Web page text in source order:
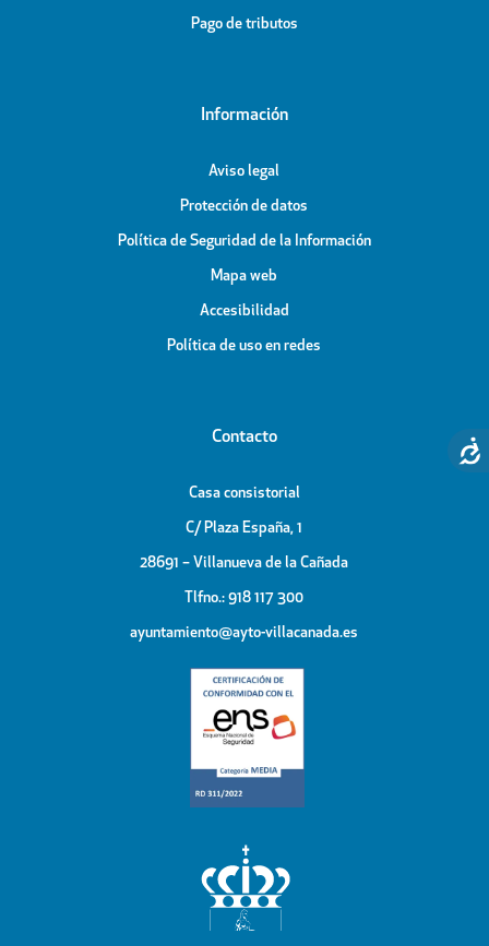
Pago de tributos
Información
Aviso legal
Protección de datos
Política de Seguridad de la Información
Mapa web
Accesibilidad
Política de uso en redes
Contacto
Casa consistorial
C/ Plaza España, 1
28691 – Villanueva de la Cañada
Tlfno.: 918 117 300
ayuntamiento@ayto-villacanada.es